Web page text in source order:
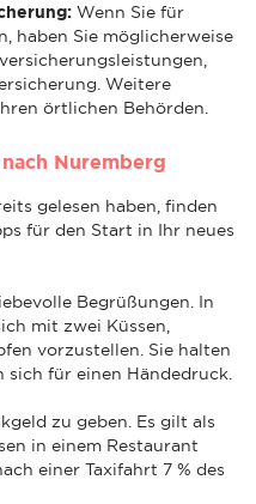
Wenn Sie für
haben Sie möglicherweise
Weitere
örtlichen Behörden.
Nuremberg
gelesen haben, finden
für den Start in Ihr neues
Begrüßungen. In
mit zwei Küssen,
vorzustellen. Sie halten
für einen Händedruck.
zu geben. Es gilt als
in einem Restaurant
einer Taxifahrt 7 % des